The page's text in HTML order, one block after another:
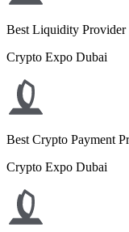
Best Liquidity Provider
Crypto Expo Dubai
Best Crypto Payment
Crypto Expo Dubai